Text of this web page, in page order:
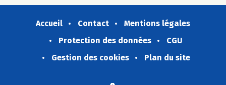
Accueil Contact
Mentions légales
Protection des données
CGU
Gestion des cookies
Plan du site